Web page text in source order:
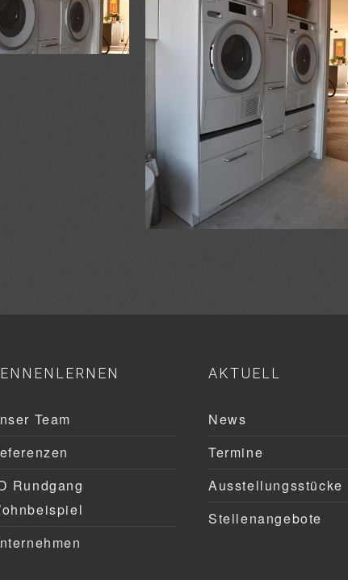
Team
Rundgang
AKTUELL
News
Termine
Ausstellungsstücke
Stellenangebote